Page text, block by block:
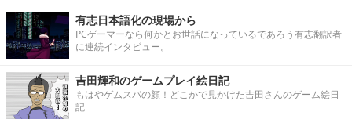
有志日本語化の現場から
PCゲーマーなら何かとお世話になっているであろう有志翻訳者
に連続インタビュー。
吉田輝和のゲームプレイ絵日記
もはやゲムスパの顔！どこかで見かけた吉田さんのゲーム絵日
記